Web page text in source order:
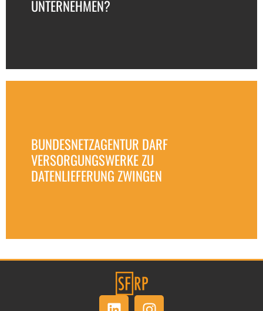
UNTERNEHMEN?
BUNDESNETZAGENTUR DARF
VERSORGUNGSWERKE ZU
DATENLIEFERUNG ZWINGEN